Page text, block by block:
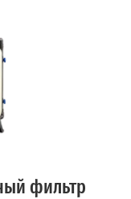
фильтр